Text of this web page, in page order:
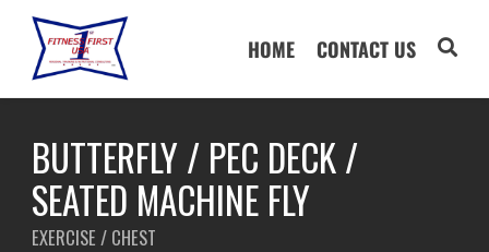
HOME CONTACT US
BUTTERFLY / PEC DECK /
SEATED MACHINE FLY
EXERCISE / CHEST